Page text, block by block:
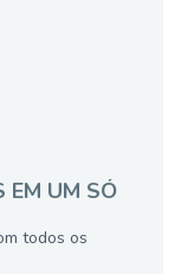
EM UM SÓ
todos os